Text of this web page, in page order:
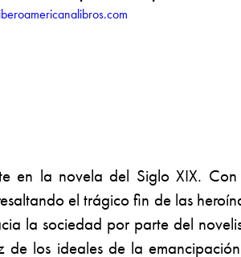
en la novela del Siglo XIX.
el trágico fin de las
la sociedad por parte del
de los ideales de la